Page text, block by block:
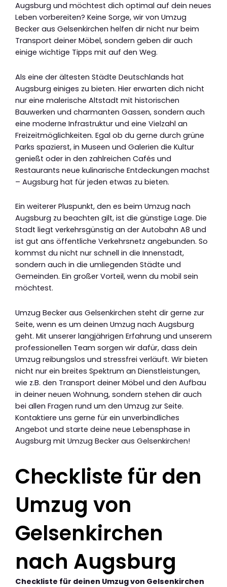
Augsburg und möchtest dich optimal auf dein neues
Leben vorbereiten? Keine Sorge, wir von Umzug
Becker aus Gelsenkirchen helfen dir nicht nur beim
Transport deiner Möbel, sondern geben dir auch
einige wichtige Tipps mit auf den Weg.
Als eine der ältesten Städte Deutschlands hat
Augsburg einiges zu bieten. Hier erwarten dich nicht
nur eine malerische Altstadt mit historischen
Bauwerken und charmanten Gassen, sondern auch
eine moderne Infrastruktur und eine Vielzahl an
Freizeitmöglichkeiten. Egal ob du gerne durch grüne
Parks spazierst, in Museen und Galerien die Kultur
genießt oder in den zahlreichen Cafés und
Restaurants neue kulinarische Entdeckungen machst
– Augsburg hat für jeden etwas zu bieten.
Ein weiterer Pluspunkt, den es beim Umzug nach
Augsburg zu beachten gilt, ist die günstige Lage. Die
Stadt liegt verkehrsgünstig an der Autobahn A8 und
ist gut ans öffentliche Verkehrsnetz angebunden. So
kommst du nicht nur schnell in die Innenstadt,
sondern auch in die umliegenden Städte und
Gemeinden. Ein großer Vorteil, wenn du mobil sein
möchtest.
Umzug Becker aus Gelsenkirchen steht dir gerne zur
Seite, wenn es um deinen Umzug nach Augsburg
geht. Mit unserer langjährigen Erfahrung und unserem
professionellen Team sorgen wir dafür, dass dein
Umzug reibungslos und stressfrei verläuft. Wir bieten
nicht nur ein breites Spektrum an Dienstleistungen,
wie z.B. den Transport deiner Möbel und den Aufbau
in deiner neuen Wohnung, sondern stehen dir auch
bei allen Fragen rund um den Umzug zur Seite.
Kontaktiere uns gerne für ein unverbindliches
Angebot und starte deine neue Lebensphase in
Augsburg mit Umzug Becker aus Gelsenkirchen!
Checkliste für den
Umzug von
Gelsenkirchen
nach Augsburg
Checkliste für deinen Umzug von Gelsenkirchen